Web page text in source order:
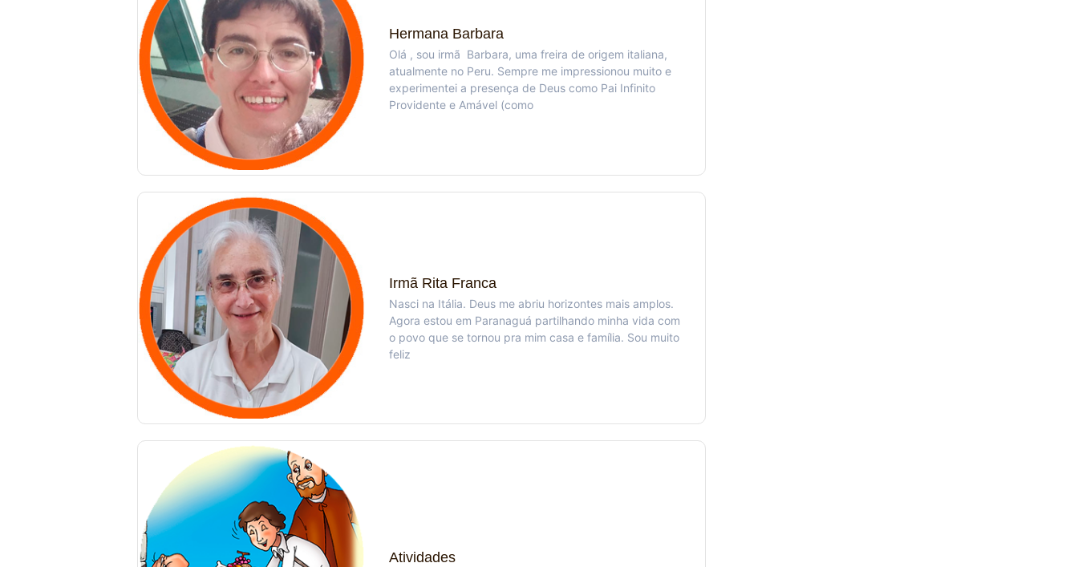
Hermana Barbara
Olá , sou irmã Barbara, uma freira de origem italiana,
atualmente no Peru. Sempre me impressionou muito e
experimentei a presença de Deus como Pai Infinito
Providente e Amável (como
Irmã Rita Franca
Nasci na Itália. Deus me abriu horizontes mais amplos.
Agora estou em Paranaguá partilhando minha vida com
o povo que se tornou pra mim casa e família. Sou muito
feliz
Atividades